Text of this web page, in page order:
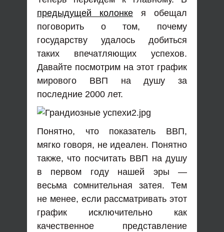
предыдущей колонке я обещал
поговорить о том, почему
государству удалось добиться
таких впечатляющих успехов.
Давайте посмотрим на этот график
мирового ВВП на душу за
последние 2000 лет.
Понятно, что показатель ВВП,
мягко говоря, не идеален. Понятно
также, что посчитать ВВП на душу
в первом году нашей эры —
весьма сомнительная затея. Тем
не менее, если рассматривать этот
график исключительно как
качественное представление